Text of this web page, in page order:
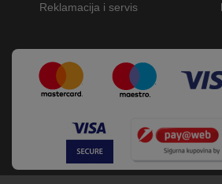
Reklamacija i servis